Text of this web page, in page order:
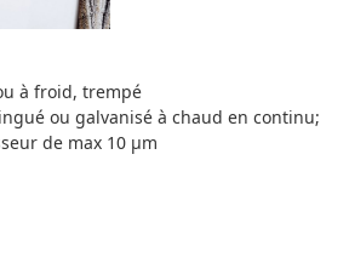
à froid, trempé
ou galvanisé à chaud en continu;
de max 10 µm